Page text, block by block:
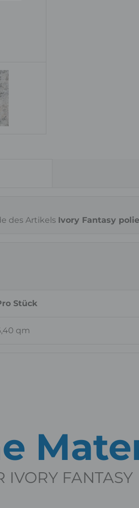
des Artikels Ivory Fantasy
Stück
qm
IVORY FANTASY